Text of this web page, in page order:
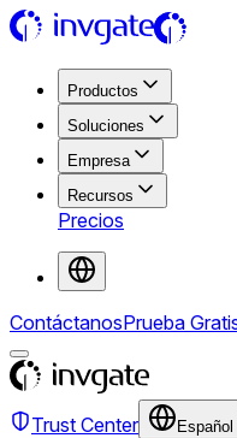
Productos
Soluciones
Empresa
Recursos
Precios
ContáctanosPrueba
Trust Center Español